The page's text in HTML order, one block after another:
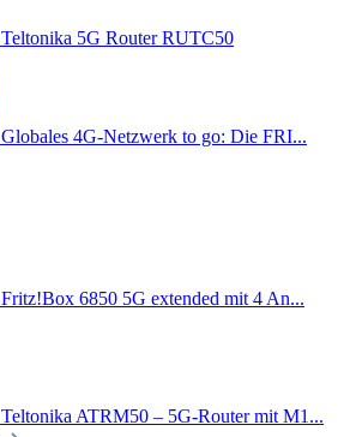
Teltonika 5G Router RUTC50
Globales 4G-Netzwerk to go: Die FRI...
Fritz!Box 6850 5G extended mit 4 An...
Teltonika ATRM50 – 5G-Router mit M1...